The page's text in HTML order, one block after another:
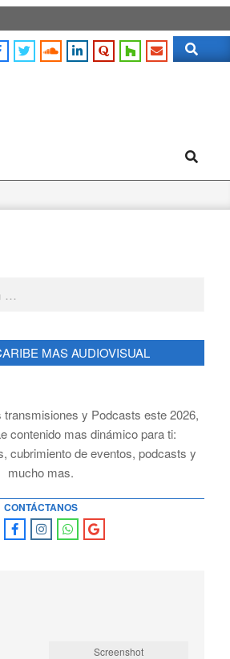
Search
Search
MAS AUDIOVISUAL
transmisiones y Podcasts este 2026,
contenido mas dinámico para ti:
cubrimiento de eventos, podcasts y
mucho mas.
CONTÁCTANOS
Screenshot